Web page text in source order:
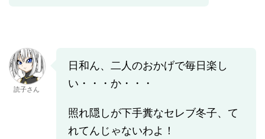
読子さん
日和ん、二人のおかげで毎日楽し
い・・・か・・・
照れ隠しが下手糞なセレブ冬子、て
れてんじゃないわよ！